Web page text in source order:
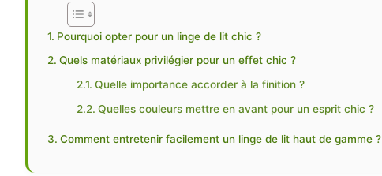
Pourquoi opter pour un linge de lit chic ?
Quels matériaux privilégier pour un effet chic ?
Quelle importance accorder à la finition ?
Quelles couleurs mettre en avant pour un esprit chic ?
Comment entretenir facilement un linge de lit haut de gamme ?